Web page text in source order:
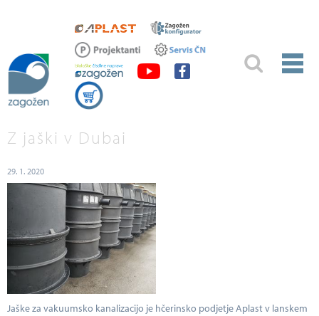
Z jaški v Dubai
29. 1. 2020
Jaške za vakuumsko kanalizacijo je hčerinsko podjetje Aplast v lanskem